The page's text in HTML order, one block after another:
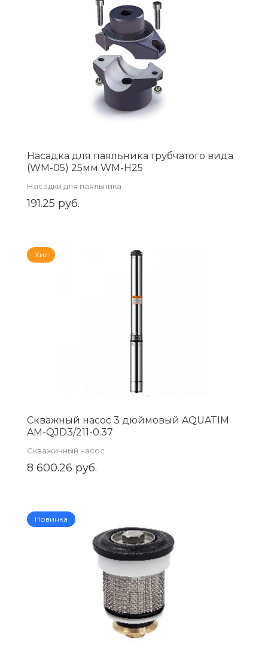
Насадка для паяльника трубчатого вида
(WM-05) 25мм WM-H25
Насадки для паяльника
191.25 руб.
Хит
Скважный насос 3 дюймовый AQUATIM
AM-QJD3/211-0.37
Скважинный насос
8 600.26 руб.
Новинка